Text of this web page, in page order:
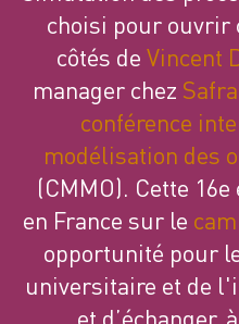
choisi pour ouvrir
côtés de Vincent
manager chez
conférence
modélisation des
(CMMO). Cette
en France sur le
opportunité pour
universitaire et de
et d’échanger,